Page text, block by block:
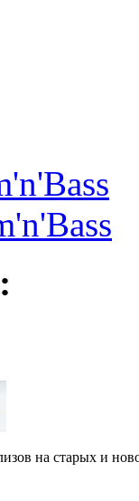
на старых и